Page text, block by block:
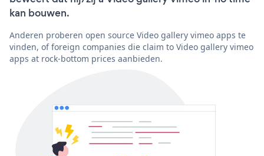
kan bouwen.
Anderen proberen open source Video gallery vimeo apps te
vinden, of foreign companies die claim to Video gallery vimeo
apps at rock-bottom prices aanbieden.